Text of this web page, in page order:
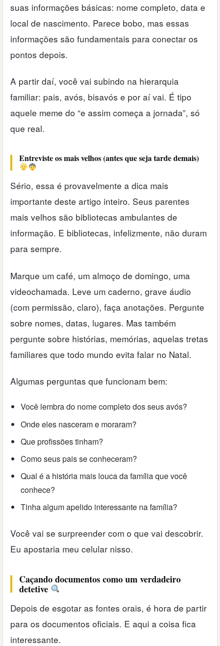
suas informações básicas: nome completo, data e
local de nascimento. Parece bobo, mas essas
informações são fundamentais para conectar os
pontos depois.
A partir daí, você vai subindo na hierarquia
familiar: pais, avós, bisavós e por aí vai. É tipo
aquele meme do “e assim começa a jornada”, só
que real.
Entreviste os mais velhos (antes que seja tarde demais)
Sério, essa é provavelmente a dica mais
importante deste artigo inteiro. Seus parentes
mais velhos são bibliotecas ambulantes de
informação. E bibliotecas, infelizmente, não duram
para sempre.
Marque um café, um almoço de domingo, uma
videochamada. Leve um caderno, grave áudio
(com permissão, claro), faça anotações. Pergunte
sobre nomes, datas, lugares. Mas também
pergunte sobre histórias, memórias, aquelas tretas
familiares que todo mundo evita falar no Natal.
Algumas perguntas que funcionam bem:
Você lembra do nome completo dos seus avós?
Onde eles nasceram e moraram?
Que profissões tinham?
Como seus pais se conheceram?
Qual é a história mais louca da família que você
conhece?
Tinha algum apelido interessante na família?
Você vai se surpreender com o que vai descobrir.
Eu apostaria meu celular nisso.
Caçando documentos como um verdadeiro
detetive
Depois de esgotar as fontes orais, é hora de partir
para os documentos oficiais. E aqui a coisa fica
interessante.